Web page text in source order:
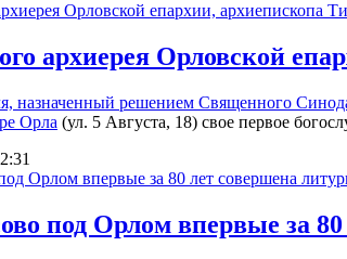
архиерея Орловской
назначенный решением Священного
Орла (ул. 5 Августа, 18) свое первое
под Орлом впервые за